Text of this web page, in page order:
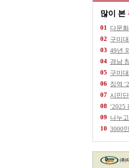
많이 본
01
02
03
04
05
06
07
08
09
10